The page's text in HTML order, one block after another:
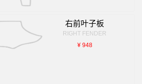
右前叶子板
RIGHT FENDER
¥ 948